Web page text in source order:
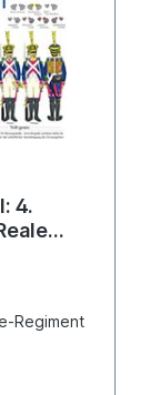
4.
Regiment